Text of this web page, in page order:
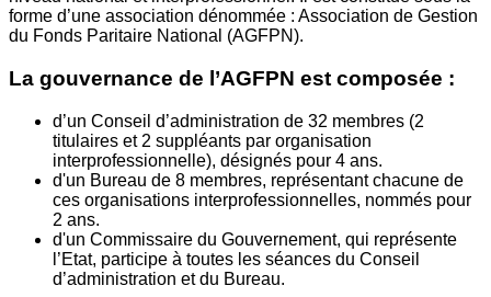
forme d’une association dénommée : Association de Gestion
du Fonds Paritaire National (AGFPN).
La gouvernance de l’AGFPN est composée :
d’un Conseil d’administration de 32 membres (2
titulaires et 2 suppléants par organisation
interprofessionnelle), désignés pour 4 ans.
d'un Bureau de 8 membres, représentant chacune de
ces organisations interprofessionnelles, nommés pour
2 ans.
d'un Commissaire du Gouvernement, qui représente
l’Etat, participe à toutes les séances du Conseil
d’administration et du Bureau.